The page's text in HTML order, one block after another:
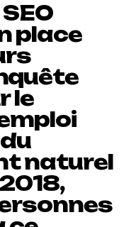
place
le
naturel